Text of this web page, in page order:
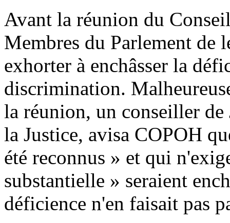
Avant la réunion du
Membres du Parlement de
exhorter à enchâsser la
discrimination.
la réunion, un conseiller
la Justice, avisa COPOH
été reconnus » et qui
substantielle » seraient
déficience n'en faisait pas